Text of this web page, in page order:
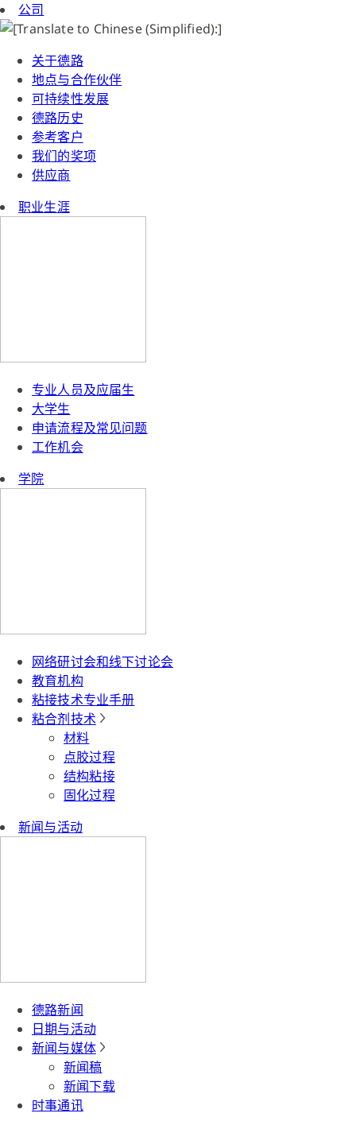
公司
关于德路
地点与合作伙伴
可持续性发展
德路历史
参考客户
我们的奖项
供应商
职业生涯
专业人员及应届生
大学生
申请流程及常见问题
工作机会
学院
网络研讨会和线下讨论会
教育机构
粘接技术专业手册
粘合剂技术
材料
点胶过程
结构粘接
固化过程
新闻与活动
德路新闻
日期与活动
新闻与媒体
新闻稿
新闻下载
时事通讯